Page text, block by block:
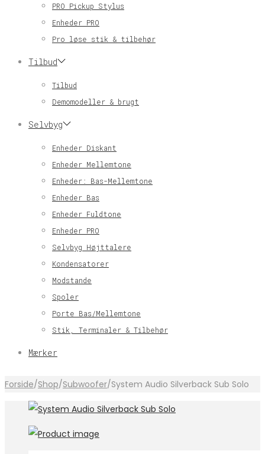
PRO Pickup Stylus
Enheder PRO
Pro løse stik & tilbehør
Tilbud
Tilbud
Demomodeller & brugt
Selvbyg
Enheder Diskant
Enheder Mellemtone
Enheder: Bas-Mellemtone
Enheder Bas
Enheder Fuldtone
Enheder PRO
Selvbyg Højttalere
Kondensatorer
Modstande
Spoler
Porte Bas/Mellemtone
Stik, Terminaler & Tilbehør
Mærker
Forside/Shop/Subwoofer/System Audio Silverback Sub Solo